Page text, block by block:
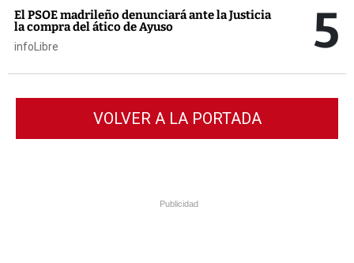
El PSOE madrileño denunciará ante la Justicia
la compra del ático de Ayuso
infoLibre 5
VOLVER A LA PORTADA
Publicidad